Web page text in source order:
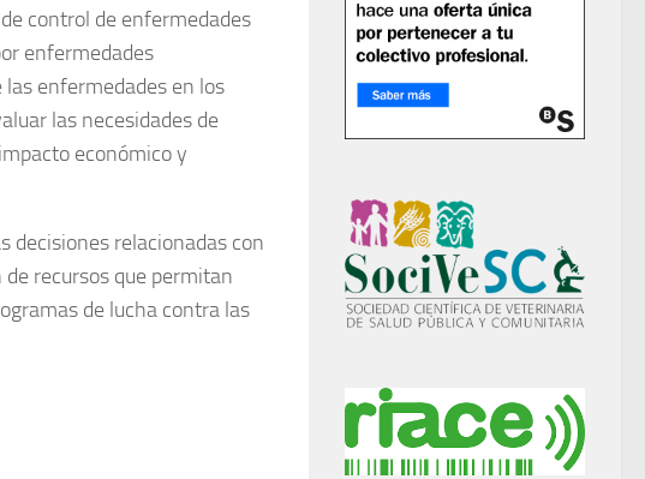
control de enfermedades
enfermedades
enfermedades en los
las necesidades de
económico y
decisiones relacionadas con
recursos que permitan
de lucha contra las